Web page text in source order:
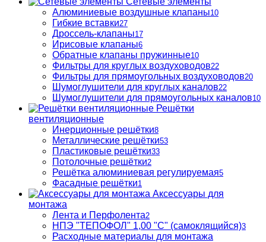
Алюминиевые воздушные клапаны10
Гибкие вставки27
Дроссель-клапаны17
Ирисовые клапаны6
Обратные клапаны пружинные10
Фильтры для круглых воздуховодов22
Фильтры для прямоугольных воздуховодов20
Шумоглушители для круглых каналов22
Шумоглушители для прямоугольных каналов10
Решётки
вентиляционные
Инерционные решётки8
Металлические решётки53
Пластиковые решётки33
Потолочные решётки2
Решётка алюминиевая регулируемая5
Фасадные решётки1
Аксессуары для
монтажа
Лента и Перфолента2
НПЭ "ТЕПОФОЛ" 1,00 "С" (самоклящийся)3
Расходные материалы для монтажа